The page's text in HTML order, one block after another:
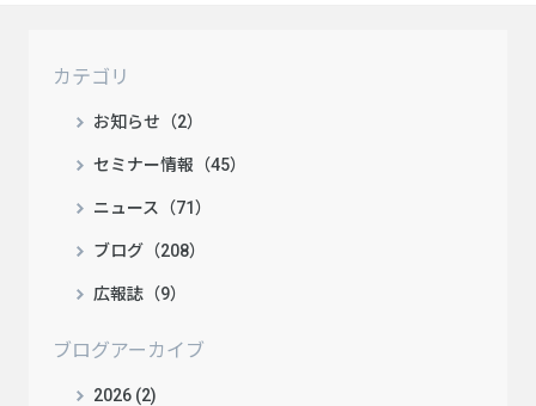
カテゴリ
お知らせ（2）
セミナー情報（45）
ニュース（71）
ブログ（208）
広報誌（9）
ブログアーカイブ
2026 (2)